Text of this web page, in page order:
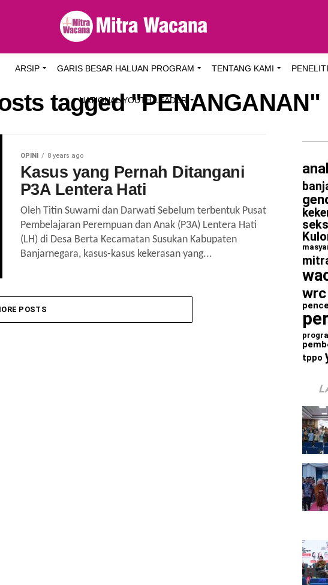
ARSIP GARIS BESAR HALUAN PROGRAM TENTANG KAMI
NATIONAL YOUTH LEADER
tagged "PENANGANAN"
OPINI 8 years ago
Kasus yang Pernah Ditangani
P3A Lentera Hati
Oleh Titin Suwarni dan Darwati Sebelum terbentuk Pusat
Pembelajaran Perempuan dan Anak (P3A) Lentera Hati
(LH) di Desa Berta Kecamatan Susukan Kabupaten
Banjarnegara, kasus-kasus kekerasan yang...
POSTS
wrc
tppo